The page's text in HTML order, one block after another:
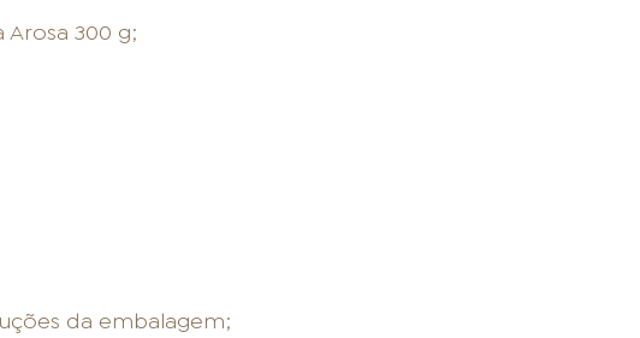
Arosa 300 g;
da embalagem;